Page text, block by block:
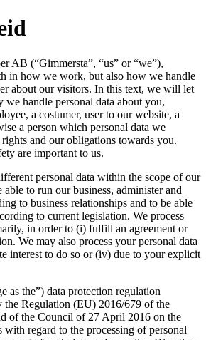
AB (“Gimmersta”, “us” or “we”),
in how we work, but also how we handle
about our visitors. In this text, we will let
handle personal data about you,
a costumer, user to our website, a
a person which personal data we
and our obligations towards you.
are important to us.
personal data within the scope of our
to run our business, administer and
to business relationships and to be able
to current legislation. We process
in order to (i) fulfill an agreement or
We may also process your personal data
interest to do so or (iv) due to your explicit
as the”) data protection regulation
the Regulation (EU) 2016/679 of the
of the Council of 27 April 2016 on the
regard to the processing of personal